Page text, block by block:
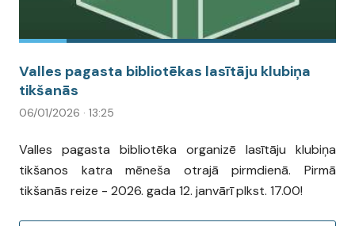
Valles pagasta bibliotēkas lasītāju klubiņa
tikšanās
06/01/2026 · 13:25
Valles pagasta bibliotēka organizē lasītāju klubiņa
tikšanos katra mēneša otrajā pirmdienā. Pirmā
tikšanās reize - 2026. gada 12. janvārī plkst. 17.00!